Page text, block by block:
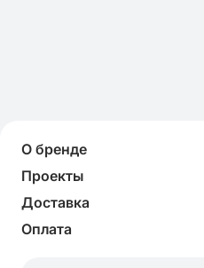
О бренде
Проекты
Доставка
Оплата